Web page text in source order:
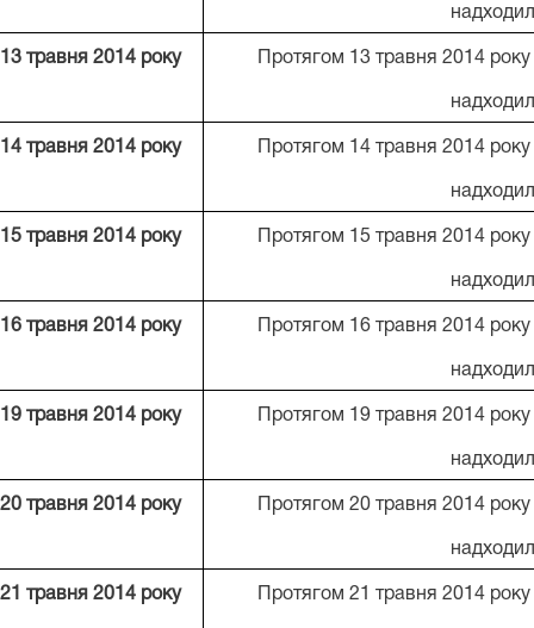
13 травня 2014 року Протягом 13 травня 2014
14 травня 2014 року Протягом 14 травня 2014
15 травня 2014 року Протягом 15 травня 2014
16 травня 2014 року Протягом 16 травня 2014
19 травня 2014 року Протягом 19 травня 2014
20 травня 2014 року Протягом 20 травня 2014
21 травня 2014 року Протягом 21 травня 2014